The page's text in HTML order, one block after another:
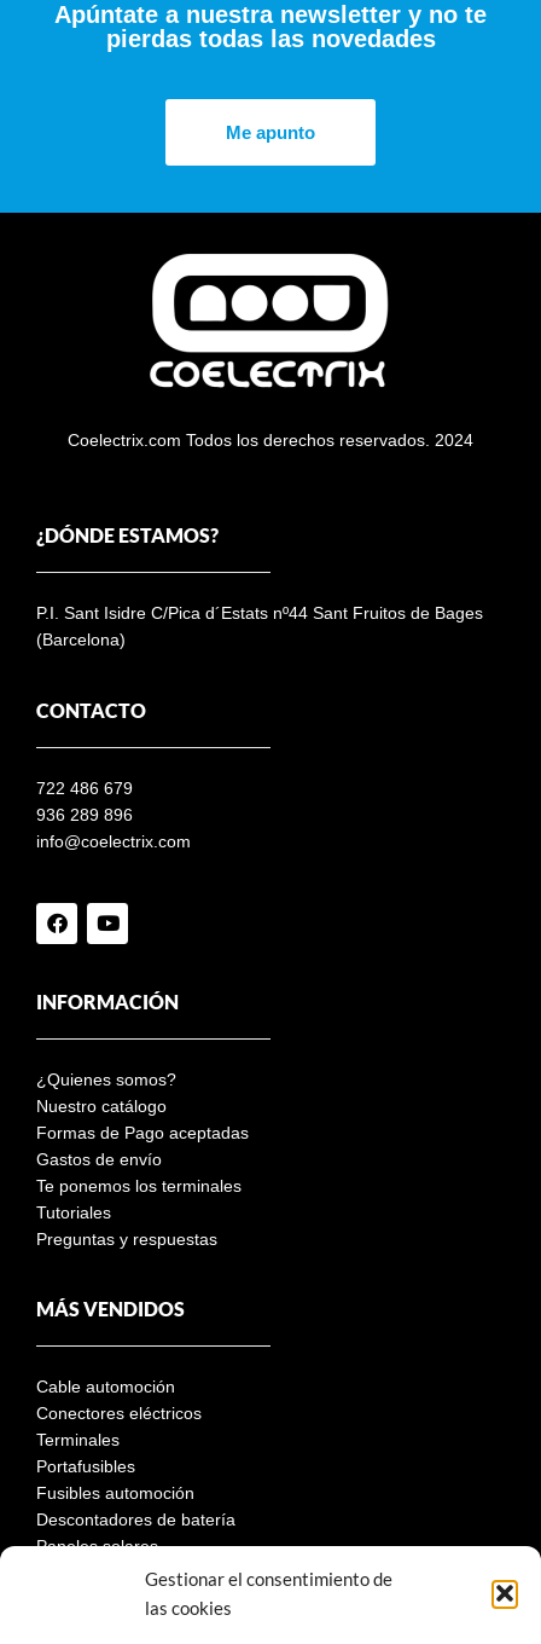
Gestionar el consentimiento de
las cookies
Apúntate a nuestra newsletter y no te
pierdas todas las novedades
Me apunto
Coelectrix.com Todos los derechos reservados. 2024
¿DÓNDE ESTAMOS?
P.I. Sant Isidre C/Pica d´Estats nº44 Sant Fruitos de Bages
(Barcelona)
CONTACTO
722 486 679
936 289 896
info@coelectrix.com
INFORMACIÓN
¿Quienes somos?
Nuestro catálogo
Formas de Pago aceptadas
Gastos de envío
Te ponemos los terminales
Tutoriales
Preguntas y respuestas
MÁS VENDIDOS
Cable automoción
Conectores eléctricos
Terminales
Portafusibles
Fusibles automoción
Descontadores de batería
Paneles solares